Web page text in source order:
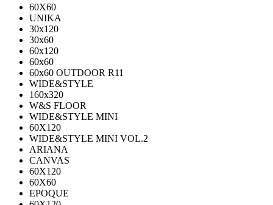
60Х60
UNIKA
30х120
30х60
60х120
60х60
60х60 OUTDOOR R11
WIDE&STYLE
160x320
W&S FLOOR
WIDE&STYLE MINI
60X120
WIDE&STYLE MINI VOL.2
ARIANA
CANVAS
60Х120
60Х60
EPOQUE